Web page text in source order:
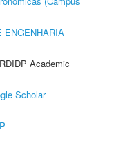
ENGENHARIA
Academic
Scholar